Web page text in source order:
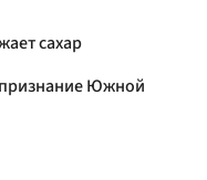
сахар
Южной